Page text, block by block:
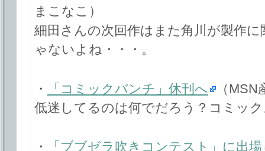
まこなこ）
細田さんの次回作はまた角川が製作
ゃないよね・・・。
・ 「コミックバンチ」休刊へ
（
低迷してるのは何でだろう？コミッ
・
「ブブゼラ吹きコンテスト」に出